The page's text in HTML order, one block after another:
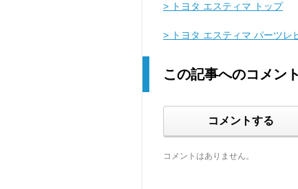
> トヨタ エスティマ トップ
> トヨタ エスティマ パーツレ
この記事へのコメント
コメントする
コメントはありません。